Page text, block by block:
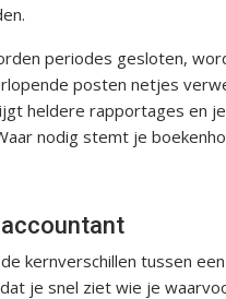
periodes gesloten,
posten netjes
heldere rapportages en
nodig stemt je
kernverschillen tussen
je snel ziet wie je